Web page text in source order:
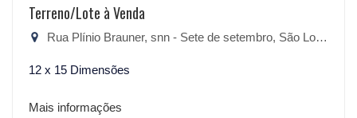
Terreno/Lote à Venda
Rua Plínio Brauner, snn - Sete de setembro, São Lourenço do Sul-RS
12 x 15 Dimensões
Mais informações